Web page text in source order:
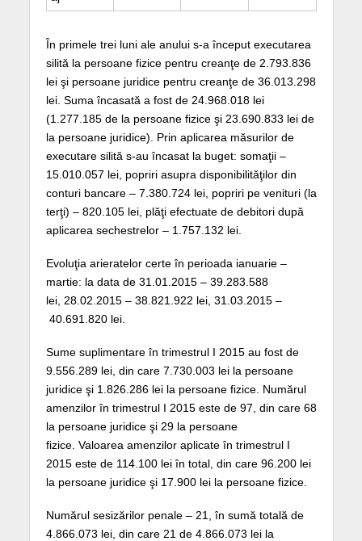
În primele trei luni ale anului s-a început executarea
silită la persoane fizice pentru creanţe de 2.793.836
lei şi persoane juridice pentru creanţe de 36.013.298
lei. Suma încasată a fost de 24.968.018 lei
(1.277.185 de la persoane fizice şi 23.690.833 lei de
la persoane juridice). Prin aplicarea măsurilor de
executare silită s-au încasat la buget: somaţii –
15.010.057 lei, popriri asupra disponibilităţilor din
conturi bancare – 7.380.724 lei, popriri pe venituri (la
terţi) – 820.105 lei, plăţi efectuate de debitori după
aplicarea sechestrelor – 1.757.132 lei.
Evoluţia arieratelor certe în perioada ianuarie –
martie: la data de 31.01.2015 – 39.283.588
lei, 28.02.2015 – 38.821.922 lei, 31.03.2015 –
40.691.820 lei.
Sume suplimentare în trimestrul I 2015 au fost de
9.556.289 lei, din care 7.730.003 lei la persoane
juridice şi 1.826.286 lei la persoane fizice. Numărul
amenzilor în trimestrul I 2015 este de 97, din care 68
la persoane juridice şi 29 la persoane
fizice. Valoarea amenzilor aplicate în trimestrul I
2015 este de 114.100 lei în total, din care 96.200 lei
la persoane juridice şi 17.900 lei la persoane fizice.
Numărul sesizărilor penale – 21, în sumă totală de
4.866.073 lei, din care 21 de 4.866.073 lei la